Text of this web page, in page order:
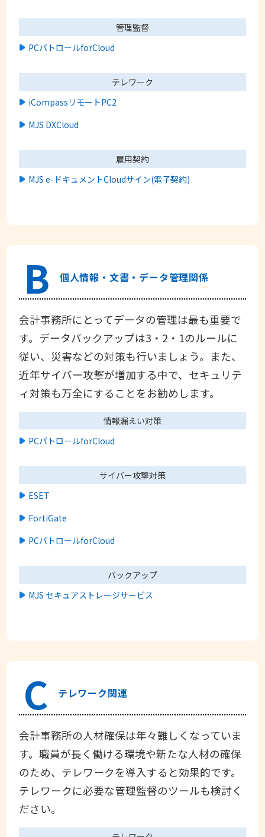
管理監督
PCパトロールforCloud
テレワーク
iCompassリモートPC2
MJS DXCloud
雇用契約
MJS e-ドキュメントCloudサイン(電子契約)
B 個人情報・文書・データ管理関係
会計事務所にとってデータの管理は最も重要で
す。データバックアップは3・2・1のルールに
従い、災害などの対策も行いましょう。また、
近年サイバー攻撃が増加する中で、セキュリテ
ィ対策も万全にすることをお勧めします。
情報漏えい対策
PCパトロールforCloud
サイバー攻撃対策
ESET
FortiGate
PCパトロールforCloud
バックアップ
MJS セキュアストレージサービス
C テレワーク関連
会計事務所の人材確保は年々難しくなっていま
す。職員が長く働ける環境や新たな人材の確保
のため、テレワークを導入すると効果的です。
テレワークに必要な管理監督のツールも検討く
ださい。